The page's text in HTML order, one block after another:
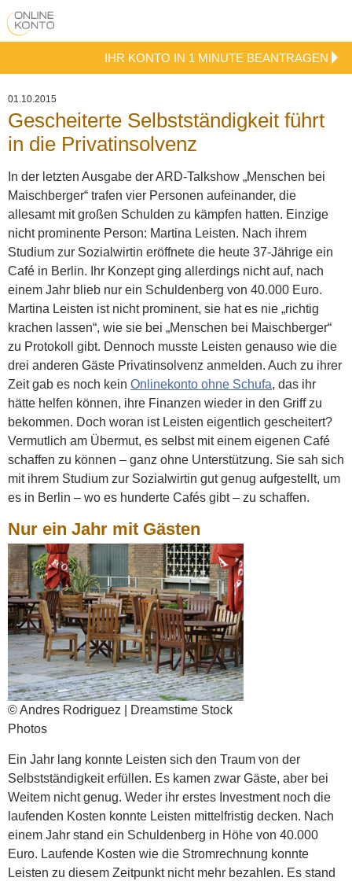
IHR KONTO IN 1 MINUTE BEANTRAGEN
01.10.2015
Gescheiterte Selbstständigkeit führt
in die Privatinsolvenz
In der letzten Ausgabe der ARD-Talkshow „Menschen bei
Maischberger“ trafen vier Personen aufeinander, die
allesamt mit großen Schulden zu kämpfen hatten. Einzige
nicht prominente Person: Martina Leisten. Nach ihrem
Studium zur Sozialwirtin eröffnete die heute 37-Jährige ein
Café in Berlin. Ihr Konzept ging allerdings nicht auf, nach
einem Jahr blieb nur ein Schuldenberg von 40.000 Euro.
Martina Leisten ist nicht prominent, sie hat es nie „richtig
krachen lassen“, wie sie bei „Menschen bei Maischberger“
zu Protokoll gibt. Dennoch musste Leisten genauso wie die
drei anderen Gäste Privatinsolvenz anmelden. Auch zu ihrer
Zeit gab es noch kein Onlinekonto ohne Schufa, das ihr
hätte helfen können, ihre Finanzen wieder in den Griff zu
bekommen. Doch woran ist Leisten eigentlich gescheitert?
Vermutlich am Übermut, es selbst mit einem eigenen Café
schaffen zu können – ganz ohne Unterstützung. Sie sah sich
mit ihrem Studium zur Sozialwirtin gut genug aufgestellt, um
es in Berlin – wo es hunderte Cafés gibt – zu schaffen.
Nur ein Jahr mit Gästen
© Andres Rodriguez | Dreamstime Stock
Photos
Ein Jahr lang konnte Leisten sich den Traum von der
Selbstständigkeit erfüllen. Es kamen zwar Gäste, aber bei
Weitem nicht genug. Weder ihr erstes Investment noch die
laufenden Kosten konnte Leisten mittelfristig decken. Nach
einem Jahr stand ein Schuldenberg in Höhe von 40.000
Euro. Laufende Kosten wie die Stromrechnung konnte
Leisten zu diesem Zeitpunkt nicht mehr bezahlen. Es stand